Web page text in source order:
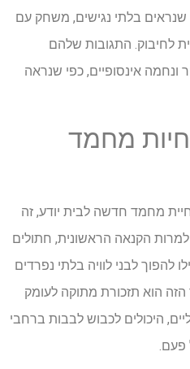
שנראים בלתי נגישים, משחק עם
לחיבוק. התגובות שלהם
ונחמה אינסופיים, כפי שנראה
מחמד
מחמד חדשה לבית יודע, זה
למרות הקנאה הראשונית, חתולים
להפוך לבני לוויה בלתי נפרדים
הוא תזכורת מתוקה לעומק
היכולים לכבוש לבבות ברחבי
פעם.